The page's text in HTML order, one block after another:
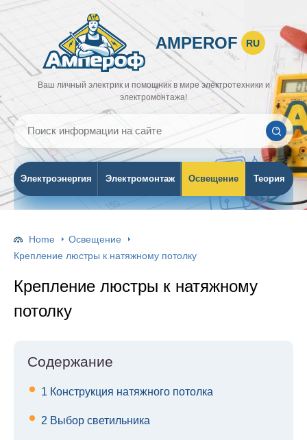
AMPEROF RU
Ваш личный электрик и помощник в мире электротехники и
электромонтажа!
Электроэнергия Электромонтаж Освещение Теория
Home
Освещение
Крепление люстры к натяжному потолку
Крепление люстры к натяжному
потолку
Содержание
1 Конструкция натяжного потолка
2 Выбор светильника